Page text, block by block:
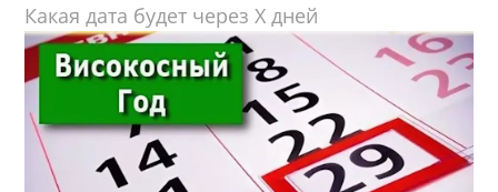
Какая дата будет через X дней